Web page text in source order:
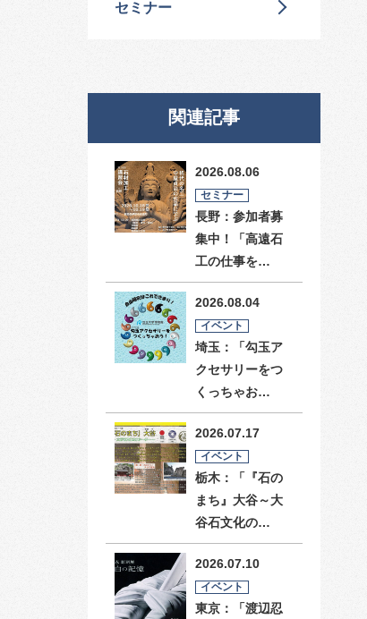
セミナー
関連記事
2026.08.06
セミナー
長野：参加者募
集中！「高遠石
工の仕事を…
2026.08.04
イベント
埼玉：「勾玉ア
クセサリーをつ
くっちゃお…
2026.07.17
イベント
栃木：「『石の
まち』大谷～大
谷石文化の…
2026.07.10
イベント
東京：「渡辺忍